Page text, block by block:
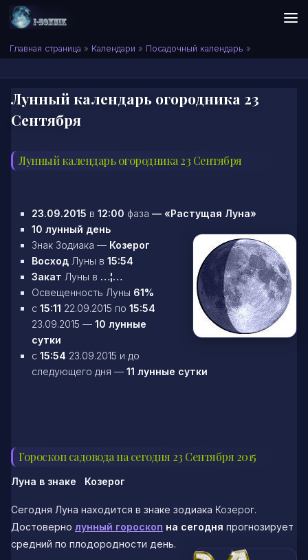
Skip to content
Сонник I-SONNIK.COM
Главная страница » Календари » Посадочный календарь »
Лунный календарь огородника 23
Сентября
Лунный календарь огородника 23 Сентября
23.09.2015 в 12:00 фаза — «Растущая Луна»
10 лунный день
Знак Зодиака — Козерог
Восход Луны в 15:54
Закат Луны в …¦…
Освещенность Луны 61%
c 15:11 22.09.2015 по 15:54
23.09.2015 — 10 лунные
сутки
c 15:54 23.09.2015 и до
следующего дня — 11 лунные сутки
Гороскоп садовода на сегодня 23 Сентября 2015
Луна в знаке Козерог
Сегодня Луна находится в знаке зодиака Козерог.
Достоверно лунный гороскоп на сегодня прогнозирует
средний по плодородности день.